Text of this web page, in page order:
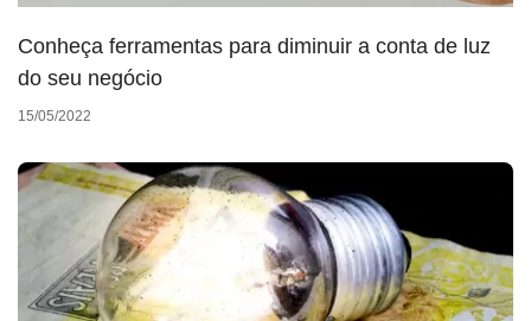
Conheça ferramentas para diminuir a conta de luz
do seu negócio
15/05/2022